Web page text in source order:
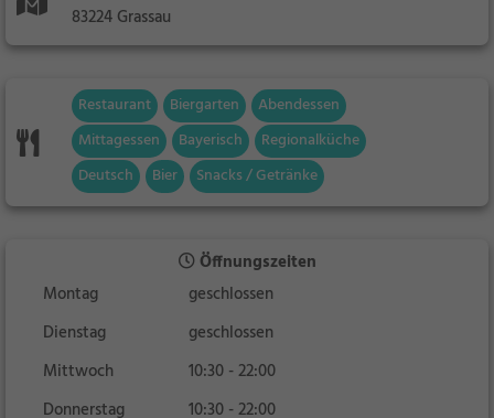
83224 Grassau
Restaurant Biergarten
Abendessen
Mittagessen
Bayerisch
Regionalküche
Deutsch
Bier Snacks / Getränke
Öffnungszeiten
Montag
geschlossen
Dienstag
geschlossen
Mittwoch
10:30 - 22:00
Donnerstag
10:30 - 22:00